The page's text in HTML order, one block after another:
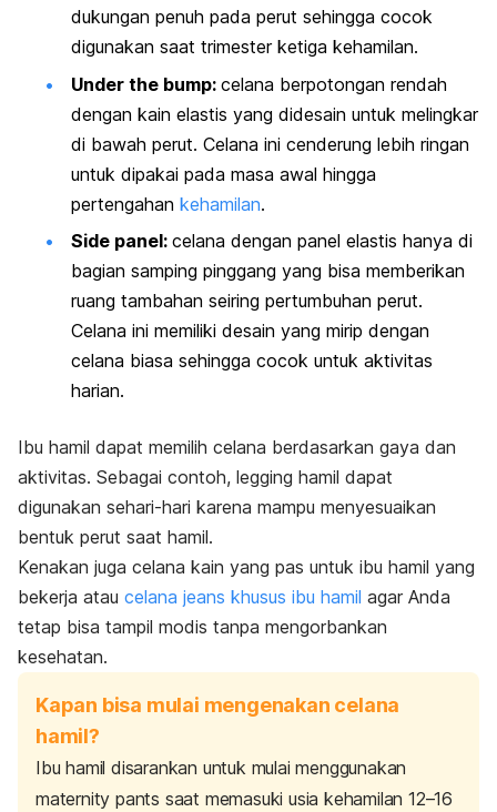
dukungan penuh pada perut sehingga cocok
digunakan saat trimester ketiga kehamilan.
Under the bump: celana berpotongan rendah
dengan kain elastis yang didesain untuk melingkar
di bawah perut. Celana ini cenderung lebih ringan
untuk dipakai pada masa awal hingga
pertengahan kehamilan.
Side panel: celana dengan panel elastis hanya di
bagian samping pinggang yang bisa memberikan
ruang tambahan seiring pertumbuhan perut.
Celana ini memiliki desain yang mirip dengan
celana biasa sehingga cocok untuk aktivitas
harian.
Ibu hamil dapat memilih celana berdasarkan gaya dan
aktivitas. Sebagai contoh, legging hamil dapat
digunakan sehari-hari karena mampu menyesuaikan
bentuk perut saat hamil.
Kenakan juga celana kain yang pas untuk ibu hamil yang
bekerja atau celana jeans khusus ibu hamil agar Anda
tetap bisa tampil modis tanpa mengorbankan
kesehatan.
Kapan bisa mulai mengenakan celana
hamil?
Ibu hamil disarankan untuk mulai menggunakan
maternity pants saat memasuki usia kehamilan 12–16